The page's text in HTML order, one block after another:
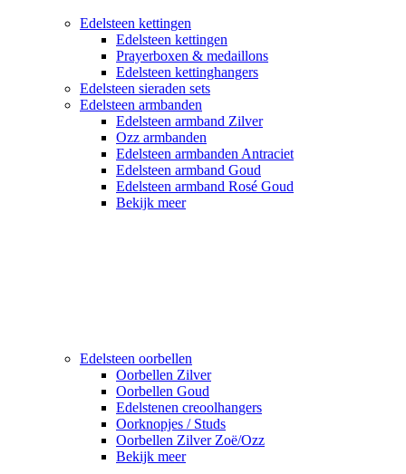
Edelsteen kettingen
Edelsteen kettingen
Prayerboxen & medaillons
Edelsteen kettinghangers
Edelsteen sieraden sets
Edelsteen armbanden
Edelsteen armband Zilver
Ozz armbanden
Edelsteen armbanden Antraciet
Edelsteen armband Goud
Edelsteen armband Rosé Goud
Bekijk meer
Edelsteen oorbellen
Oorbellen Zilver
Oorbellen Goud
Edelstenen creoolhangers
Oorknopjes / Studs
Oorbellen Zilver Zoë/Ozz
Bekijk meer